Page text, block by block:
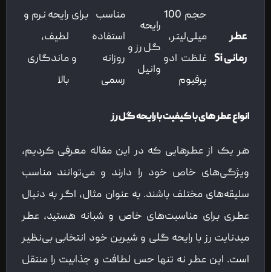
عطر
رمانی
حجم 100
میلی‌لیتر،
غلظت ادو
پرفیوم
رایحه
گل رز و
وانیل
مناسب برای
استفاده
روزانه و
رسمی
رایحه نرم و
لطیف،
ماندگاری
بالا
انواع عطر های با کیفیت با رایحه گل رز
هر یک از عطرهایی که در این مقاله معرفی کردیم،
ویژگی‌های خاص خود را دارند و می‌توانند مناسب
سلیقه‌های مختلف باشند. به عنوان مثال، اگر به دنبال
عطری برای مناسبت‌های خاص و شبانه هستید، عطر
میدنایت رز با رایحه گلی و شیرین خود انتخابی بی‌نظیر
است. این عطر نه تنها حس لطافت و جذابیت را منتقل